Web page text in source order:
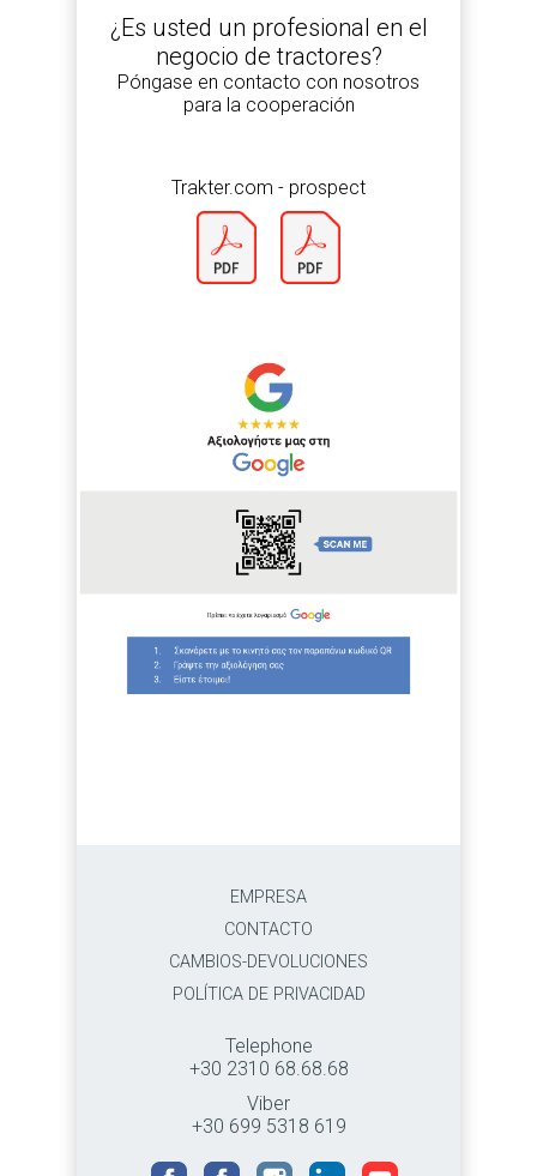
¿Es usted un profesional en el
negocio de tractores?
Póngase en contacto con nosotros
para la cooperación
Trakter.com - prospect
EMPRESA
CONTACTO
CAMBIOS-DEVOLUCIONES
POLÍTICA DE PRIVACIDAD
Telephone
+30 2310 68.68.68
Viber
+30 699 5318 619